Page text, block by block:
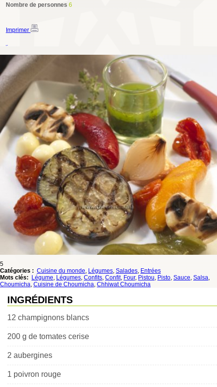
Nombre de personnes 6
Imprimer
5
Catégories : Cuisine du monde, Légumes, Salades, Entrées
Mots clés:
Légume, Légumes, Confits, Confit, Four, Pistou, Pisto, Sauce, Salsa,
Choumicha, Cuisine de Choumicha, Chhiwat Choumicha
INGRÉDIENTS
12 champignons blancs
200 g de tomates cerise
2 aubergines
1 poivron rouge